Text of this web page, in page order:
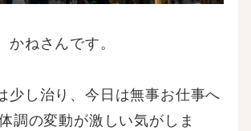
かねさんです。
少し治り、今日は無事お仕事へ
調の変動が激しい気がしま